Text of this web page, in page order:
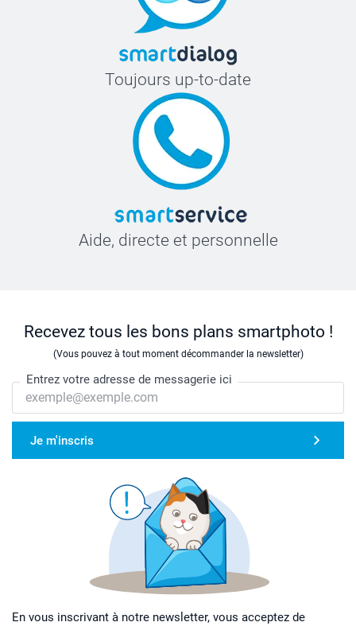
Toujours up-to-date
Aide, directe et personnelle
Recevez tous les bons plans smartphoto !
(Vous pouvez à tout moment décommander la newsletter)
Entrez votre adresse de messagerie ici
Je m'inscris
En vous inscrivant à notre newsletter, vous acceptez de